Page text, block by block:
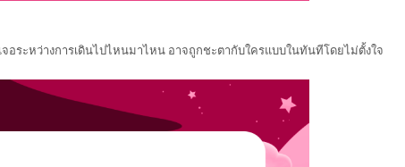
อระหว่างการเดินไปไหนมาไหน อาจถูกชะตากับใครแบบในทันทีโดยไม่ตั้งใจ